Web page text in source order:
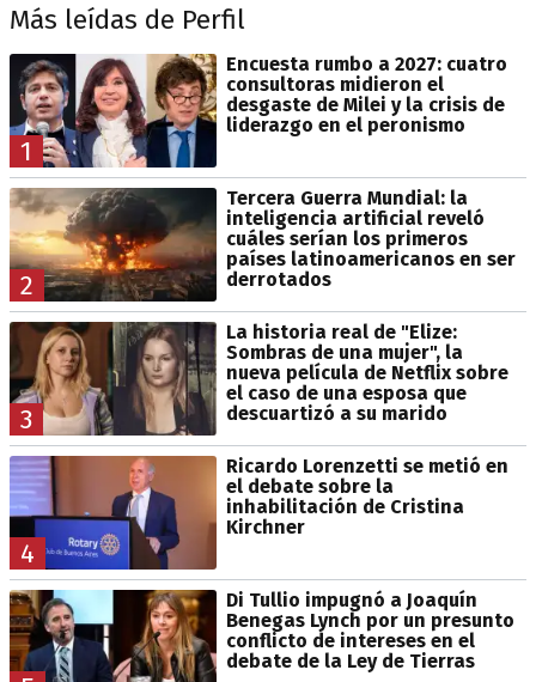
Más leídas de Perfil
1
Encuesta rumbo a 2027: cuatro
consultoras midieron el
desgaste de Milei y la crisis de
liderazgo en el peronismo
2
Tercera Guerra Mundial: la
inteligencia artificial reveló
cuáles serían los primeros
países latinoamericanos en ser
derrotados
3
La historia real de "Elize:
Sombras de una mujer", la
nueva película de Netflix sobre
el caso de una esposa que
descuartizó a su marido
4
Ricardo Lorenzetti se metió en
el debate sobre la
inhabilitación de Cristina
Kirchner
Di Tullio impugnó a Joaquín
Benegas Lynch por un presunto
conflicto de intereses en el
debate de la Ley de Tierras